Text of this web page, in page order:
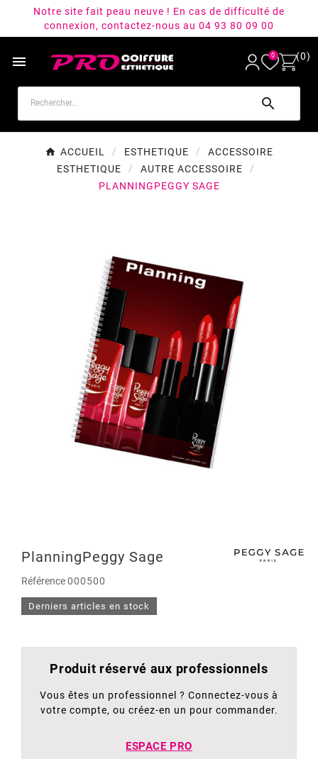
Notre site fait peau neuve ! En cas de difficulté de
connexion, contactez-nous au 04 93 80 09 00
 0 (0)

ACCUEIL ESTHETIQUE
ACCESSOIRE
ESTHETIQUE
AUTRE ACCESSOIRE
PLANNINGPEGGY SAGE
PlanningPeggy Sage
Référence000500
Derniers articles en stock
Produit réservé aux professionnels
Vous êtes un professionnel ? Connectez-vous à
votre compte, ou créez-en un pour commander.
ESPACE PRO